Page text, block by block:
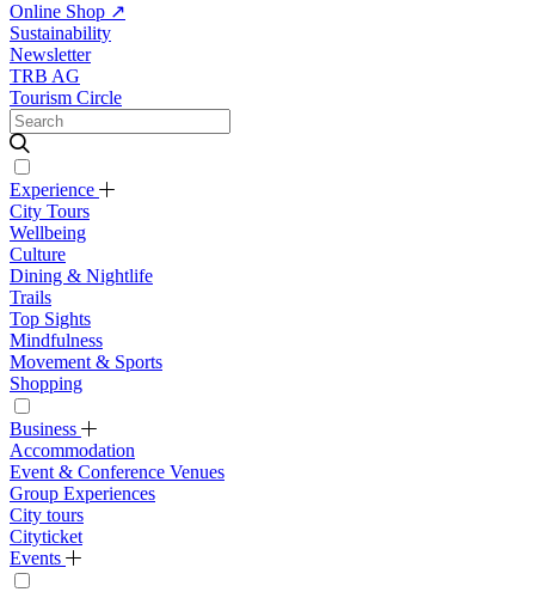
Online Shop ↗
Sustainability
Newsletter
TRB AG
Tourism Circle
Experience
City Tours
Wellbeing
Culture
Dining & Nightlife
Trails
Top Sights
Mindfulness
Movement & Sports
Shopping
Business
Accommodation
Event & Conference Venues
Group Experiences
City tours
Cityticket
Events